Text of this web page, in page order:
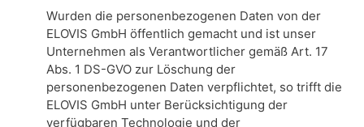
Wurden die personenbezogenen Daten von der
ELOVIS GmbH öffentlich gemacht und ist unser
Unternehmen als Verantwortlicher gemäß Art. 17
Abs. 1 DS-GVO zur Löschung der
personenbezogenen Daten verpflichtet, so trifft die
ELOVIS GmbH unter Berücksichtigung der
verfügbaren Technologie und der